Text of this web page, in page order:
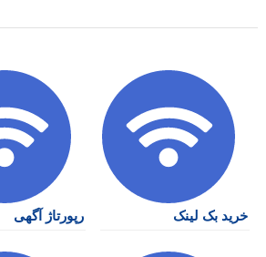
خرید بک لینک رپورتاژ آگهی